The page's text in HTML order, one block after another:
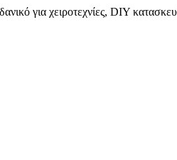
χειροτεχνίες, DIY κατασκευές